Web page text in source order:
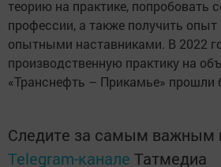
теорию на практике, попробовать
профессии, а также получить
опытными наставниками. В 2022
производственную практику на
«Транснефть – Прикамье» прошли
Следите за самым важным
Telegram-канале Татмедиа